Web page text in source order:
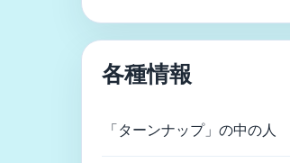
各種情報
「ターンナップ」の中の人